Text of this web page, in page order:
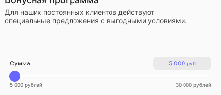
Для наших постоянных клиентов действуют
специальные предложения с выгодными условиями.
5 000 руб
Сумма
5 000 рублей 30 000 рублей